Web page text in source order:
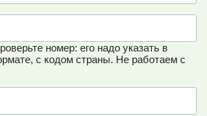
номер: его надо указать в
с кодом страны. Не работаем с